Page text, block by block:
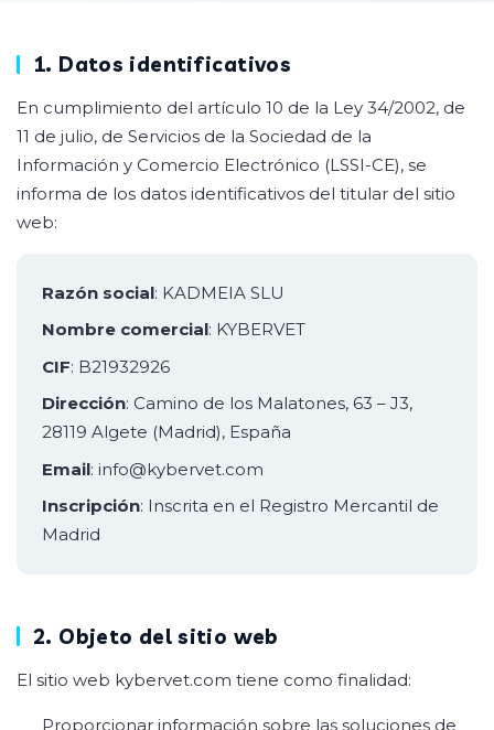
1. Datos identificativos
En cumplimiento del artículo 10 de la Ley 34/2002, de
11 de julio, de Servicios de la Sociedad de la
Información y Comercio Electrónico (LSSI-CE), se
informa de los datos identificativos del titular del sitio
web:
Razón social: KADMEIA SLU
Nombre comercial: KYBERVET
CIF: B21932926
Dirección: Camino de los Malatones, 63 – J3,
28119 Algete (Madrid), España
Email: info@kybervet.com
Inscripción: Inscrita en el Registro Mercantil de
Madrid
2. Objeto del sitio web
El sitio web kybervet.com tiene como finalidad:
Proporcionar información sobre las soluciones de